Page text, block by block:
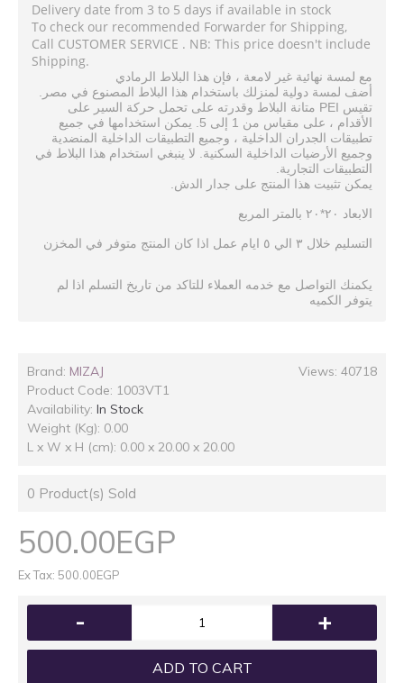
Delivery date from 3 to 5 days if available in stock
To check our recommended Forwarder for Shipping,
Call CUSTOMER SERVICE . NB: This price doesn't include
Shipping.
مع لمسة نهائية غير لامعة ، فإن هذا البلاط
الرمادي
أضف لمسة دولية لمنزلك باستخدام هذا البلاط المصنوع في مصر
تقيس متانة البلاط وقدرته على تحمل حركة السير على
الأقدام ، على مقياس من إلى يمكن استخدامها في جميع
تطبيقات
الجدران الداخلية ، وجميع التطبيقات الداخلية
المنضدية
وجميع
الأرضيات الداخلية السكنية لا ينبغي استخدام هذا البلاط في
التطبيقات
التجارية
يمكن تثبيت هذا المنتج على جدار الدش
الابعاد ٢٠* ٢٠ بالمتر المربع
التسليم خلال ٣ الي ٥ ايام عمل اذا كان المنتج متوفر في المخزن
يكمنك التواصل مع خدمه العملاء للتاكد من تاريخ التسلم اذا
لم
يتوفر
الكميه
Views: 40718
Brand: MIZAJ
Product Code: 1003VT1
Availability: In Stock
Weight (Kg): 0.00
L x W x H (cm): 0.00 x 20.00 x 20.00
0 Product(s) Sold
500.00EGP
Ex Tax: 500.00EGP
- +
ADD TO CART